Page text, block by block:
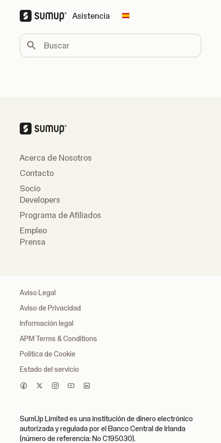
Asistencia Change country
Buscar
Acerca de Nosotros
Contacto
Socio
Developers
Programa de Afiliados
Empleo
Prensa
Aviso Legal
Aviso de Privacidad
Información legal
APM Terms & Conditions
Politica de Cookie
Estado del servicio
SumUp Limited es una institución de dinero electrónico
autorizada y regulada por el Banco Central de Irlanda
(número de referencia: No C195030).